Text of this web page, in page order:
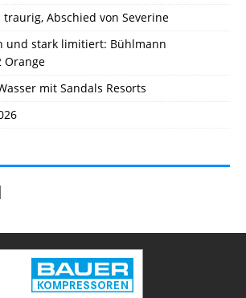
Abschied von Severine
und stark limitiert: Bühlmann
Orange
mit Sandals Resorts